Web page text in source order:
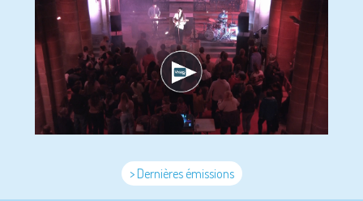
> Dernières émissions